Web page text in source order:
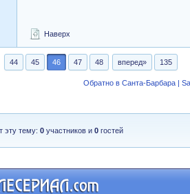
Наверх
44 45 46 47 48 вперед» 135
Обратно в Санта-Барбара |
эту тему:0 участников и0 гостей